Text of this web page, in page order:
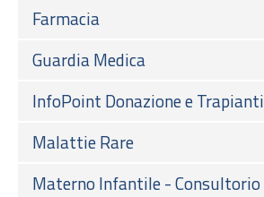
Farmacia
Guardia Medica
InfoPoint Donazione e Trapianti
Malattie Rare
Materno Infantile - Consultorio